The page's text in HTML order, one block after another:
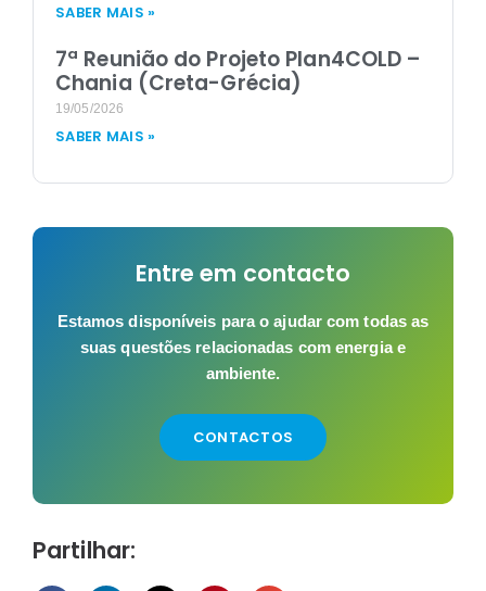
SABER MAIS »
7ª Reunião do Projeto Plan4COLD –
Chania (Creta-Grécia)
19/05/2026
SABER MAIS »
Entre em contacto
Estamos disponíveis para o ajudar com todas as
suas questões relacionadas com energia e
ambiente.
CONTACTOS
Partilhar: